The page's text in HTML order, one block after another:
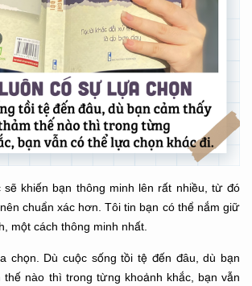
sẽ khiến bạn thông minh lên rất nhiều, từ đó
chuẩn xác hơn. Tôi tin bạn có thể nắm giữ
một cách thông minh nhất.
chọn. Dù cuộc sống tồi tệ đến đâu, dù bạn
thế nào thì trong từng khoảnh khắc, bạn vẫn